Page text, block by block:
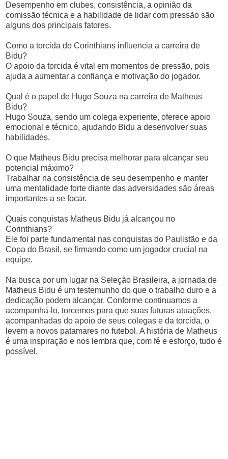
Desempenho em clubes, consistência, a opinião da
comissão técnica e a habilidade de lidar com pressão são
alguns dos principais fatores.
Como a torcida do Corinthians influencia a carreira de
Bidu?
O apoio da torcida é vital em momentos de pressão, pois
ajuda a aumentar a confiança e motivação do jogador.
Qual é o papel de Hugo Souza na carreira de Matheus
Bidu?
Hugo Souza, sendo um colega experiente, oferece apoio
emocional e técnico, ajudando Bidu a desenvolver suas
habilidades.
O que Matheus Bidu precisa melhorar para alcançar seu
potencial máximo?
Trabalhar na consistência de seu desempenho e manter
uma mentalidade forte diante das adversidades são áreas
importantes a se focar.
Quais conquistas Matheus Bidu já alcançou no
Corinthians?
Ele foi parte fundamental nas conquistas do Paulistão e da
Copa do Brasil, se firmando como um jogador crucial na
equipe.
Na busca por um lugar na Seleção Brasileira, a jornada de
Matheus Bidu é um testemunho do que o trabalho duro e a
dedicação podem alcançar. Conforme continuamos a
acompanhá-lo, torcemos para que suas futuras atuações,
acompanhadas do apoio de seus colegas e da torcida, o
levem a novos patamares no futebol. A história de Matheus
é uma inspiração e nos lembra que, com fé e esforço, tudo é
possível.